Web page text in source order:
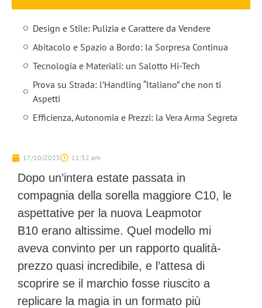
Design e Stile: Pulizia e Carattere da Vendere
Abitacolo e Spazio a Bordo: la Sorpresa Continua
Tecnologia e Materiali: un Salotto Hi-Tech
Prova su Strada: l’Handling “Italiano” che non ti
Aspetti
Efficienza, Autonomia e Prezzi: la Vera Arma Segreta
17/10/2025 11:52 am
Dopo un’intera estate passata in
compagnia della sorella maggiore C10, le
aspettative per la nuova Leapmotor
B10 erano altissime. Quel modello mi
aveva convinto per un rapporto qualità-
prezzo quasi incredibile, e l’attesa di
scoprire se il marchio fosse riuscito a
replicare la magia in un formato più